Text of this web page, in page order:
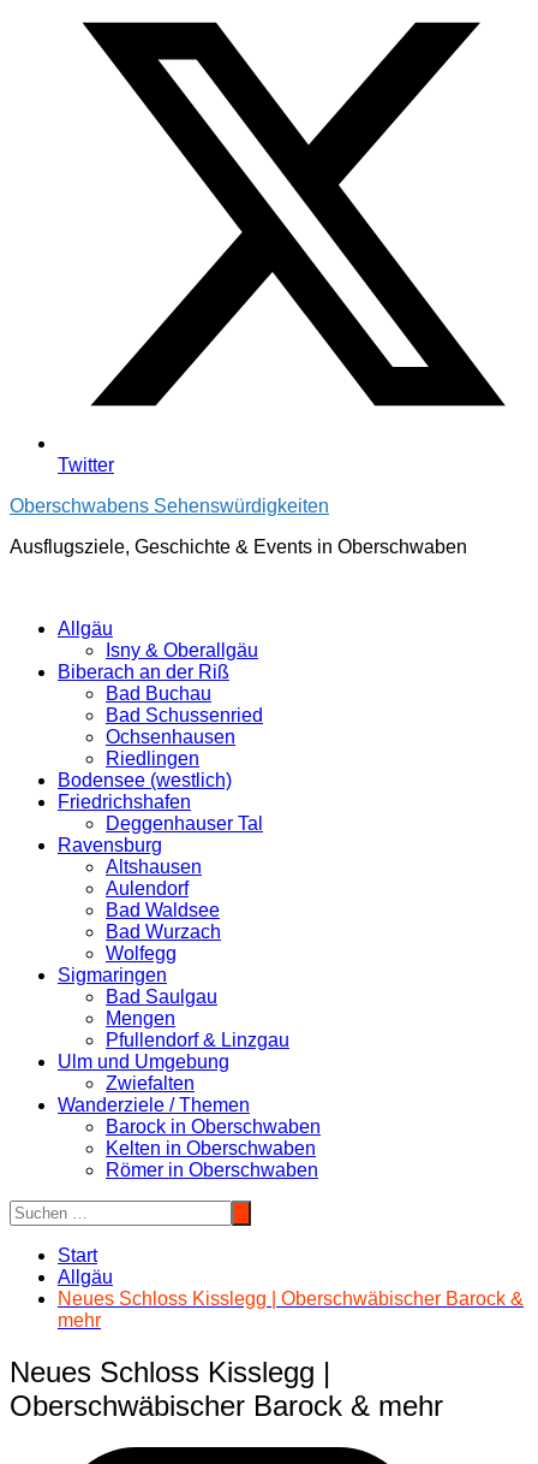
Twitter
Oberschwabens Sehenswürdigkeiten
Ausflugsziele, Geschichte & Events in Oberschwaben
Allgäu
Isny & Oberallgäu
Biberach an der Riß
Bad Buchau
Bad Schussenried
Ochsenhausen
Riedlingen
Bodensee (westlich)
Friedrichshafen
Deggenhauser Tal
Ravensburg
Altshausen
Aulendorf
Bad Waldsee
Bad Wurzach
Wolfegg
Sigmaringen
Bad Saulgau
Mengen
Pfullendorf & Linzgau
Ulm und Umgebung
Zwiefalten
Wanderziele / Themen
Barock in Oberschwaben
Kelten in Oberschwaben
Römer in Oberschwaben
Start
Allgäu
Neues Schloss Kisslegg | Oberschwäbischer Barock &
mehr
Neues Schloss Kisslegg |
Oberschwäbischer Barock & mehr